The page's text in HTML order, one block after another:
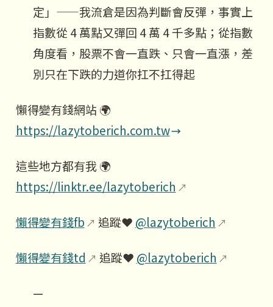
定」——我流倉是因為判斷會反彈，事實上
指數從 4 萬點又彈回 4 萬 4 千多點；從指數
角度看，股票不會一直跌、只會一直漲，差
別只在下跌的力道你扛不扛得起
懶得變有錢網站 🌍
https://lazytoberich.com.tw
這些地方都有我 🌍
https://linktr.ee/lazytoberich
懶得變有錢fb 追蹤❤️ @lazytoberich
懶得變有錢td 追蹤❤️ @lazytoberich
—